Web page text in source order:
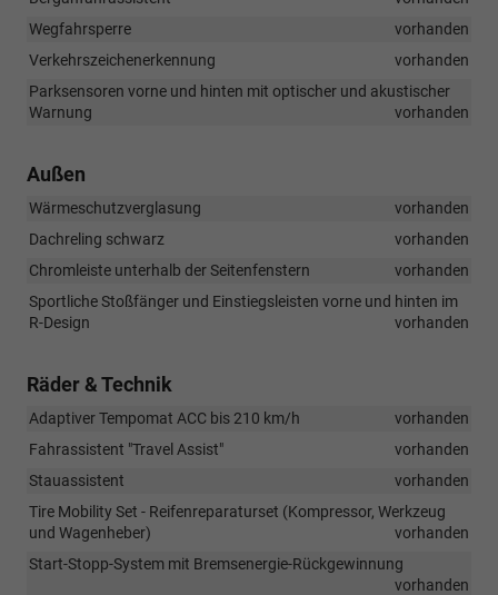
Wegfahrsperre
vorhanden
Verkehrszeichenerkennung
vorhanden
Parksensoren vorne und hinten mit optischer und akustischer
Warnung
vorhanden
Außen
Wärmeschutzverglasung
vorhanden
Dachreling schwarz
vorhanden
Chromleiste unterhalb der Seitenfenstern
vorhanden
Sportliche Stoßfänger und Einstiegsleisten vorne und hinten im
R-Design
vorhanden
Räder & Technik
Adaptiver Tempomat ACC bis 210 km/h
vorhanden
Fahrassistent "Travel Assist"
vorhanden
Stauassistent
vorhanden
Tire Mobility Set - Reifenreparaturset (Kompressor, Werkzeug
und Wagenheber)
vorhanden
Start-Stopp-System mit Bremsenergie-Rückgewinnung
vorhanden